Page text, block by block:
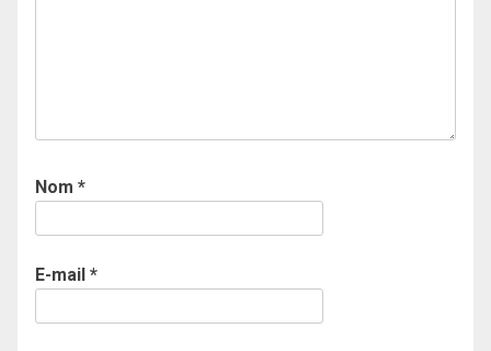
Nom *
E-mail *